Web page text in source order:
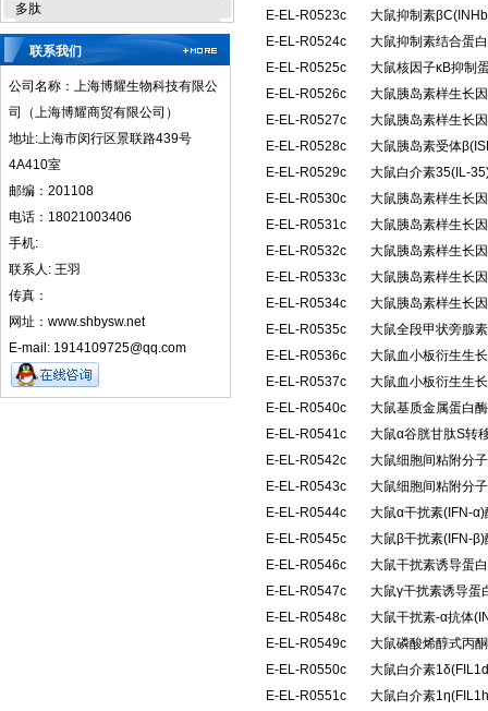
多肽
联系我们
公司名称：上海博耀生物科技有限公
司（上海博耀商贸有限公司）
地址:上海市闵行区景联路439号
4A410室
邮编：201108
电话：18021003406
手机:
联系人: 王羽
传真：
网址：www.shbysw.net
E-mail: 1914109725@qq.com
E-EL-R0523c
大鼠抑制素
E-EL-R0524c
大鼠抑制素结合蛋
E-EL-R0525c
大鼠核因子κB抑制
E-EL-R0526c
大鼠胰岛素样生长
E-EL-R0527c
大鼠胰岛素样生长
E-EL-R0528c
大鼠胰岛素受体
E-EL-R0529c
大鼠白介素35(IL-
E-EL-R0530c
大鼠胰岛素样生长
E-EL-R0531c
大鼠胰岛素样生长
E-EL-R0532c
大鼠胰岛素样生长
E-EL-R0533c
大鼠胰岛素样生长
E-EL-R0534c
大鼠胰岛素样生长
E-EL-R0535c
大鼠全段甲状旁腺
E-EL-R0536c
大鼠血小板衍生生
E-EL-R0537c
大鼠血小板衍生生
E-EL-R0540c
大鼠基质金属蛋白
E-EL-R0541c
大鼠α谷胱甘肽S转
E-EL-R0542c
大鼠细胞间粘附分
E-EL-R0543c
大鼠细胞间粘附分
E-EL-R0544c
大鼠α干扰素(IFN-
E-EL-R0545c
大鼠β干扰素(IFN-
E-EL-R0546c
大鼠干扰素诱导蛋
E-EL-R0547c
大鼠γ干扰素诱导蛋
E-EL-R0548c
大鼠干扰素-α抗体
E-EL-R0549c
大鼠磷酸烯醇式丙
E-EL-R0550c
大鼠白介素
E-EL-R0551c
大鼠白介素